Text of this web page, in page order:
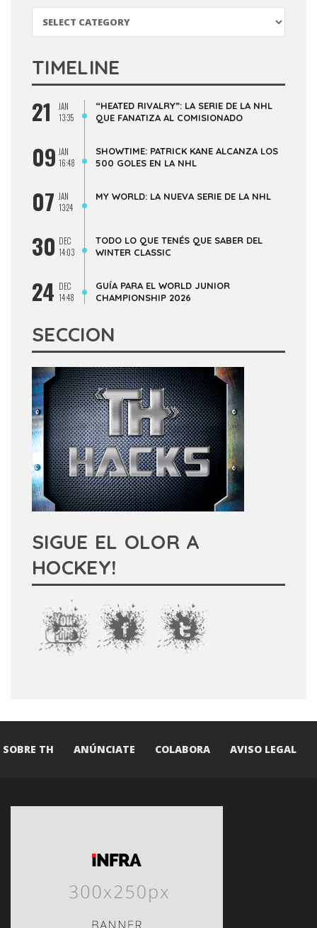
TIMELINE
21
JAN
13:35
“HEATED RIVALRY”: LA SERIE DE LA NHL
QUE FANATIZA AL COMISIONADO
09 JAN
16:48
SHOWTIME: PATRICK KANE ALCANZA LOS
500 GOLES EN LA NHL
07 JAN
13:24
MY WORLD: LA NUEVA SERIE DE LA NHL
30 DEC
14:03
TODO LO QUE TENÉS QUE SABER DEL
WINTER CLASSIC
24 DEC
14:48
GUÍA PARA EL WORLD JUNIOR
CHAMPIONSHIP 2026
SECCION
SIGUE EL OLOR A
HOCKEY!
SOBRE TH ANÚNCIATE COLABORA AVISO LEGAL